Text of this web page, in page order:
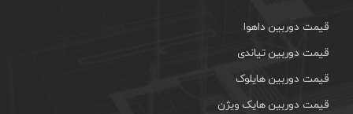
قیمت دوربین داهوا
قیمت دوربین تیاندی
قیمت دوربین هایلوک
قیمت دوربین هایک ویژن